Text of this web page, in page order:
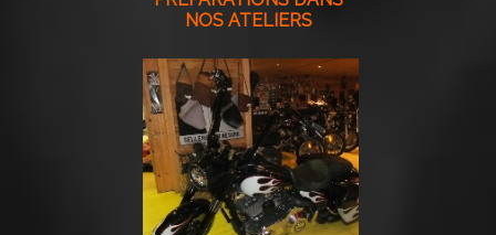
NOS ATELIERS